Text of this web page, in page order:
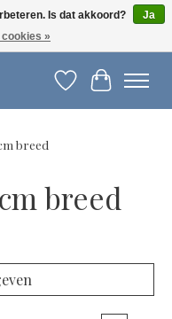
Verlanglijst
breed
breed
Is dat akkoord?
Ja
»